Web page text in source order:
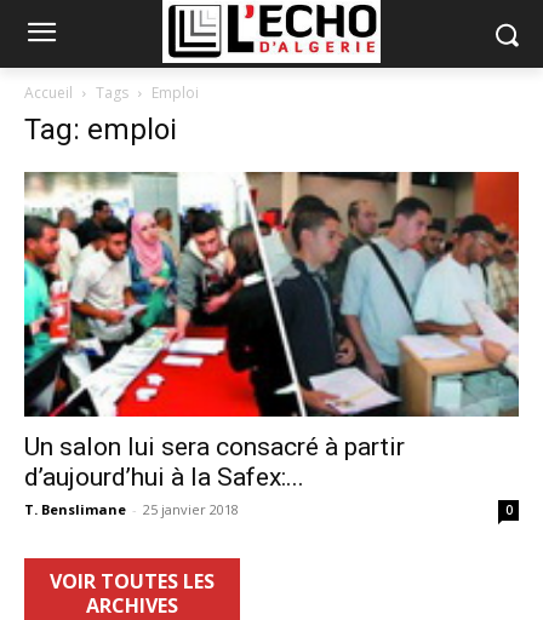
Accueil Tags Emploi
Tag: emploi
Un salon lui sera consacré à partir
d’aujourd’hui à la Safex:...
T. Benslimane - 25 janvier 2018 0
VOIR TOUTES LES
ARCHIVES